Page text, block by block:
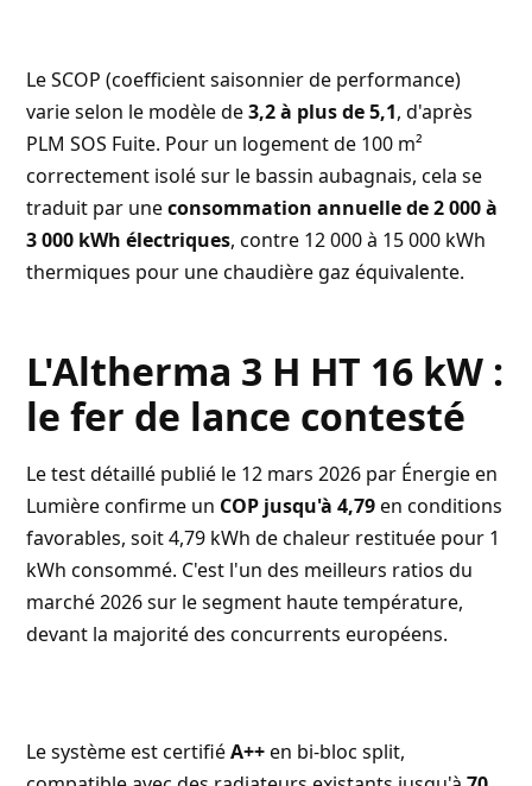
Le SCOP (coefficient saisonnier de performance)
varie selon le modèle de3,2 à plus de 5,1, d'après
PLM SOS Fuite. Pour un logement de 100 m²
correctement isolé sur le bassin aubagnais, cela se
traduit par uneconsommation annuelle de 2 000 à
3 000 kWh électriques, contre 12 000 à 15 000 kWh
thermiques pour une chaudière gaz équivalente.
L'Altherma 3 H HT 16 kW :
le fer de lance contesté
Le test détaillé publié le 12 mars 2026 par Énergie en
Lumièreconfirme un COP jusqu'à 4,79en conditions
favorables, soit 4,79 kWh de chaleur restituée pour 1
kWh consommé. C'est l'un des meilleurs ratios du
marché 2026 sur le segment haute température,
devant la majorité des concurrents européens.
Le système est certifiéA++en bi-bloc split,